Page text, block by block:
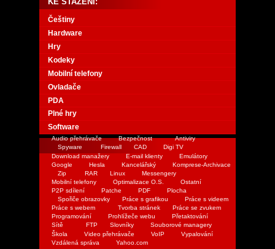
Češtiny
Hardware
Hry
Kodeky
Mobilní telefony
Ovladače
PDA
Plné hry
Software
Audio přehrávače Bezpečnost
Antiviry
Spyware
Firewall CAD
Digi TV
Download manažery
E-mail klienty
Emulátory
Google
Hesla Kancelářský
Komprese-Archivace
Zip
RAR Linux
Messengery
Mobilní telefony
Optimalizace O.S.
Ostatní
P2P sdílení
Patche PDF
Plocha
Spořiče obrazovky
Práce s grafikou
Práce s videem
Práce s webem
Tvorba stránek
Práce se zvukem
Programování
Prohlížeče webu
Přetaktování
Sítě
FTP Slovníky
Souborové managery
Škola
Video přehrávače VoIP
Vypalování
Vzdálená správa
Yahoo.com